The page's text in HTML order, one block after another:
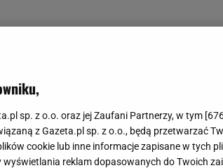
Tutaj mieszczuchy są
sp. z o.o. oraz jej Zaufani Partnerzy, w tym [
z Gazeta.pl sp. z o.o., będą przetwarzać
cookie lub inne informacje zapisane w tych
reklam dopasowanych do Twoich